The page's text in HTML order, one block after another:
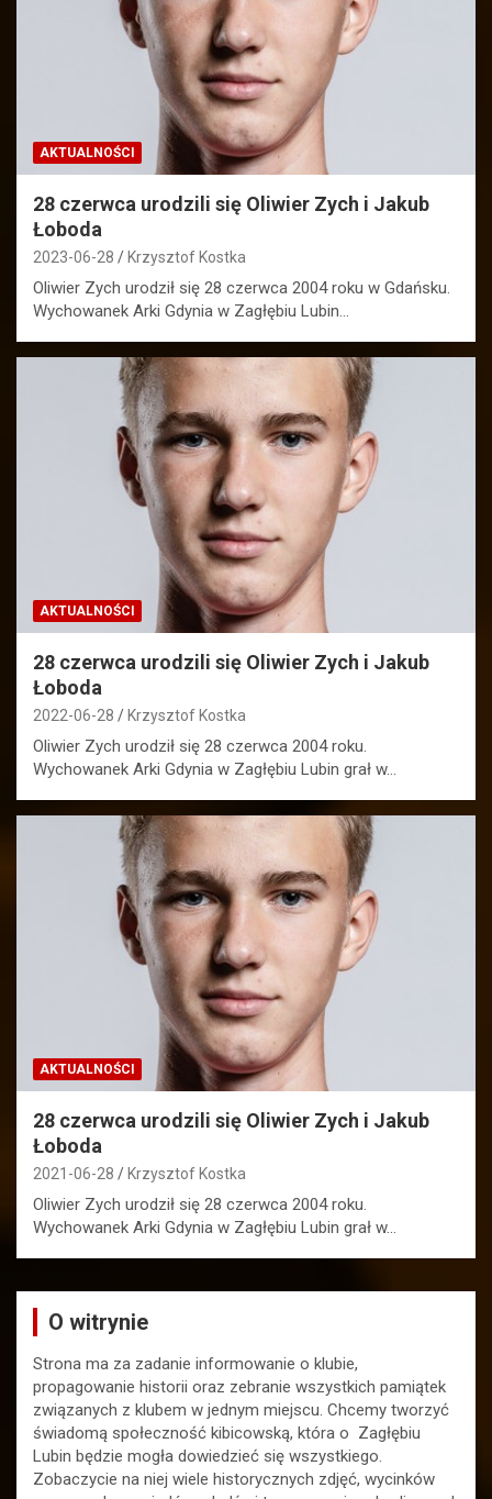
AKTUALNOŚCI
28 czerwca urodzili się Oliwier Zych i Jakub
Łoboda
2023-06-28 Krzysztof Kostka
Oliwier Zych urodził się 28 czerwca 2004 roku w Gdańsku.
Wychowanek Arki Gdynia w Zagłębiu Lubin…
AKTUALNOŚCI
28 czerwca urodzili się Oliwier Zych i Jakub
Łoboda
2022-06-28 Krzysztof Kostka
Oliwier Zych urodził się 28 czerwca 2004 roku.
Wychowanek Arki Gdynia w Zagłębiu Lubin grał w…
AKTUALNOŚCI
28 czerwca urodzili się Oliwier Zych i Jakub
Łoboda
2021-06-28 Krzysztof Kostka
Oliwier Zych urodził się 28 czerwca 2004 roku.
Wychowanek Arki Gdynia w Zagłębiu Lubin grał w…
O witrynie
Strona ma za zadanie informowanie o klubie,
propagowanie historii oraz zebranie wszystkich pamiątek
związanych z klubem w jednym miejscu. Chcemy tworzyć
świadomą społeczność kibicowską, która o Zagłębiu
Lubin będzie mogła dowiedzieć się wszystkiego.
Zobaczycie na niej wiele historycznych zdjęć, wycinków